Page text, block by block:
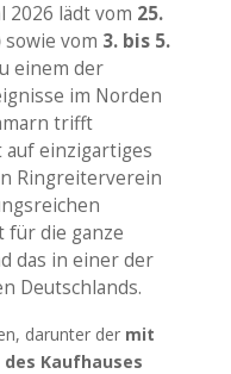
2026 lädt vom 25.
sowie vom 3. bis 5.
einem der
im Norden
trifft
einzigartiges
Ringreiterverein
für die ganze
das in einer der
Deutschlands.
darunter der mit
Kaufhauses